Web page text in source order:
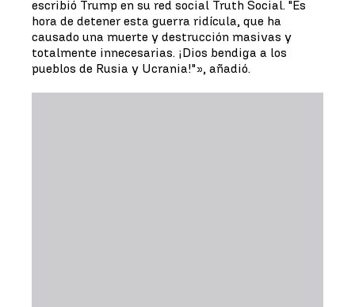
escribió Trump en su red social Truth Social. "Es
hora de detener esta guerra ridícula, que ha
causado una muerte y destrucción masivas y
totalmente innecesarias. ¡Dios bendiga a los
pueblos de Rusia y Ucrania!"», añadió.